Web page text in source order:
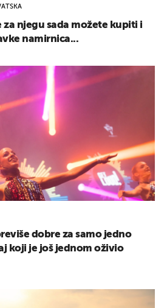
njegu sada možete kupiti i
namirnica...
dobre za samo jedno
koji je još jednom oživio